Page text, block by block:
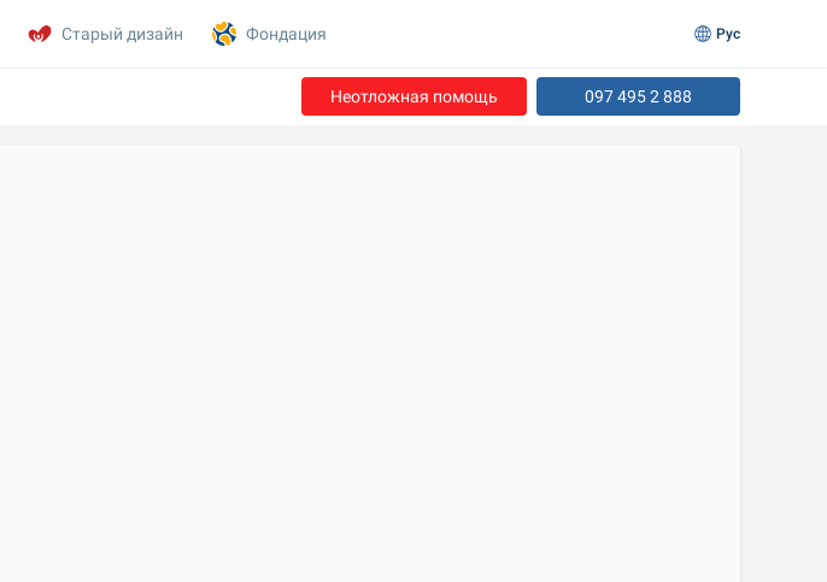
Неотложная помощь 097 495 2 888
Старый дизайн Фондация Рус